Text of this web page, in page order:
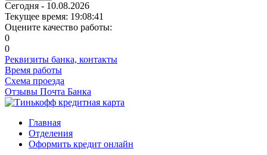
Сегодня - 10.08.2026
Текущее время: 19:08:42
Оцените качество работы:
0
0
Реквизиты банка, контакты
Время работы
Схема проезда
Отзывы Почта Банка
Главная
Отделения
Оформить кредит онлайн